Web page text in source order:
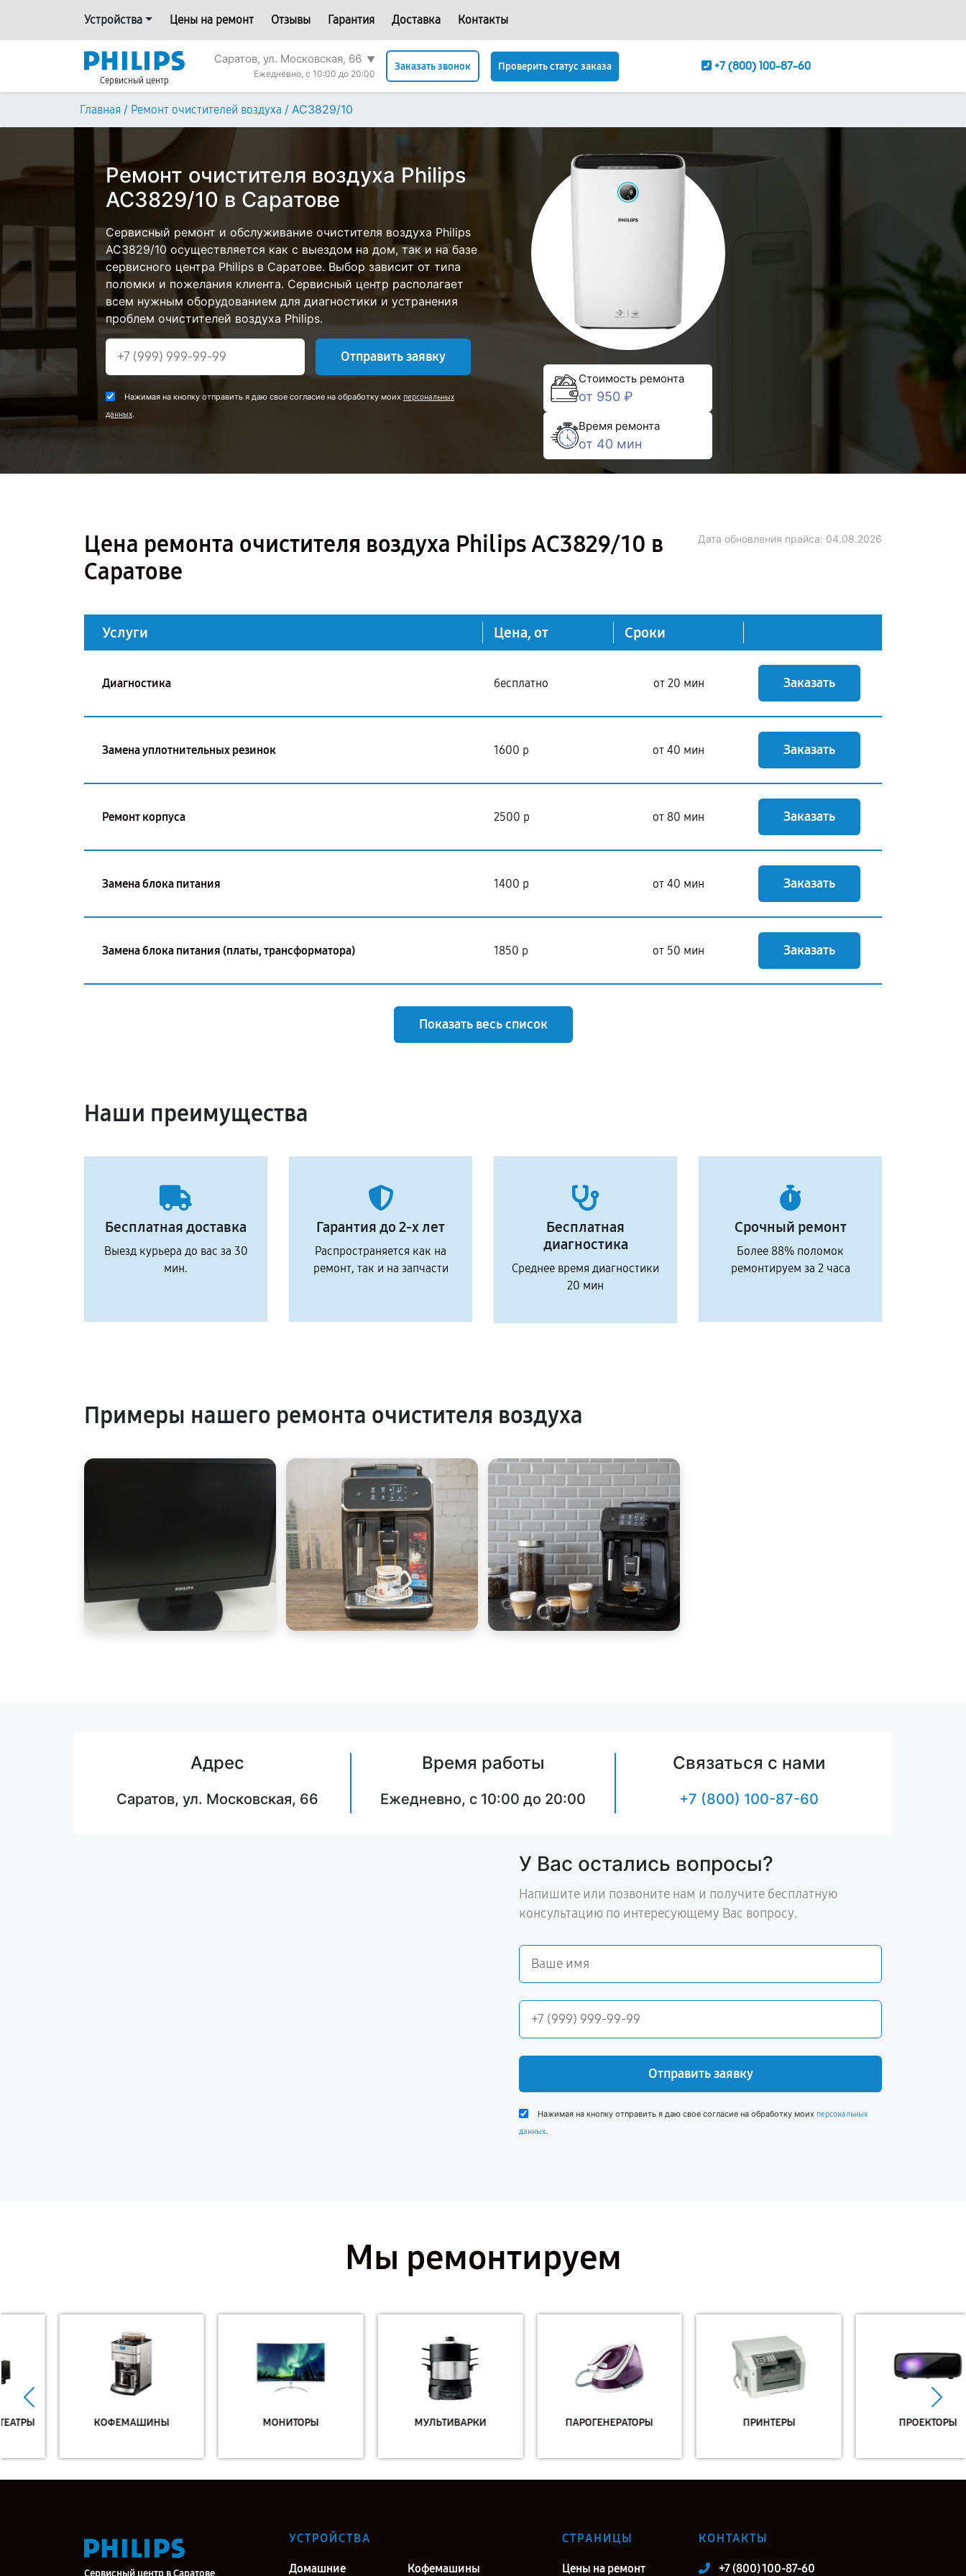
Устройства Цены на ремонт Отзывы Гарантия Доставка Контакты
Сервисный центр
Саратов, ул. Московская, 66 ▼
Ежедневно, с 10:00 до 20:00
Заказать звонок Проверить статус заказа +7 (800) 100-87-60
Главная / Ремонт очистителей воздуха / AC3829/10
Ремонт очистителя воздуха Philips
AC3829/10 в Саратове
Сервисный ремонт и обслуживание очистителя воздуха Philips
AC3829/10 осуществляется как с выездом на дом, так и на базе
сервисного центра Philips в Саратове. Выбор зависит от типа
поломки и пожелания клиента. Сервисный центр располагает
всем нужным оборудованием для диагностики и устранения
проблем очистителей воздуха Philips.
Отправить заявку
Нажимая на кнопку отправить я даю свое согласие на обработку моих персональных
данных.
Стоимость ремонта
от 950 ₽
Время ремонта
от 40 мин
Цена ремонта очистителя воздуха Philips AC3829/10 в
Саратове
Дата обновления прайса: 04.08.2026
Услуги Цена, от Сроки
Диагностика бесплатно от 20 мин Заказать
Замена уплотнительных резинок 1600 р от 40 мин Заказать
Ремонт корпуса 2500 р от 80 мин Заказать
Замена блока питания 1400 р от 40 мин Заказать
Замена блока питания (платы, трансформатора) 1850 р от 50 мин Заказать
Показать весь список
Наши преимущества
Бесплатная доставка
Выезд курьера до вас за 30
мин.
Гарантия до 2-х лет
Распространяется как на
ремонт, так и на запчасти
Бесплатная
диагностика
Среднее время диагностики
20 мин
Срочный ремонт
Более 88% поломок
ремонтируем за 2 часа
Примеры нашего ремонта очистителя воздуха
Адрес
Саратов, ул. Московская, 66
Время работы
Ежедневно, с 10:00 до 20:00
Связаться с нами
+7 (800) 100-87-60
У Вас остались вопросы?
Напишите или позвоните нам и получите бесплатную
консультацию по интересующему Вас вопросу.
Отправить заявку
Нажимая на кнопку отправить я даю свое согласие на обработку моих персональных
данных.
Мы ремонтируем
КОФЕМАШИНЫ МОНИТОРЫ МУЛЬТИВАРКИ ПАРОГЕНЕРАТОРЫ ПРИНТЕРЫ ПРОЕКТОРЫ
Сервисный центр в Саратове
УСТРОЙСТВА
Домашние Кофемашины
СТРАНИЦЫ
Цены на ремонт
КОНТАКТЫ
+7 (800) 100-87-60